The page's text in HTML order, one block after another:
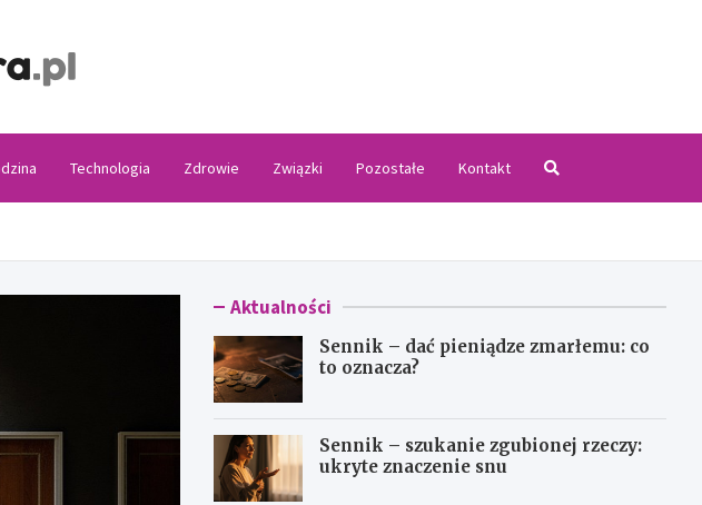
Technologia Zdrowie Związki Pozostałe Kontakt
Aktualności
Sennik – dać pieniądze zmarłemu: co
to oznacza?
Sennik – szukanie zgubionej rzeczy:
ukryte znaczenie snu